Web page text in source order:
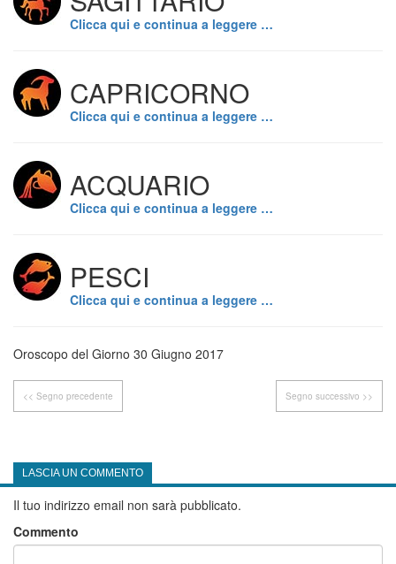
Clicca qui e continua a leggere …
CAPRICORNO
Clicca qui e continua a leggere …
ACQUARIO
Clicca qui e continua a leggere …
PESCI
Clicca qui e continua a leggere …
Oroscopo del Giorno 30 Giugno 2017
<< Segno precedente Segno successivo >>
LASCIA UN COMMENTO
Il tuo indirizzo email non sarà pubblicato.
Commento